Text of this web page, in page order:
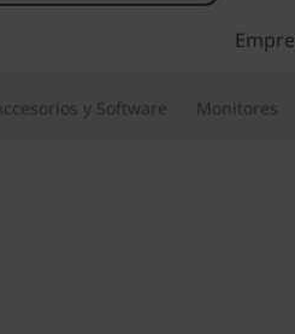
y Software Monitores